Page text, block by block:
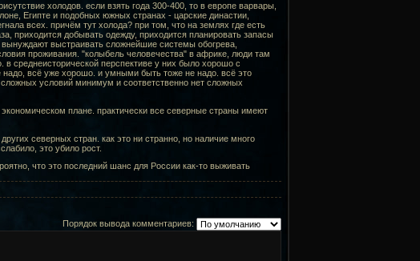
холодов. если взять года 300-400, то в европе варвары,
Египте и подобных южных странах - царские династии,
всех. причём тут холода? при том, что на землях где есть
приходится добывать одежду, приходится планировать запасы
выстраивать сложнейшие системы обогрева,
проживания. "колыбель человечества" в африке, люди там
среднеисторической перспективе у них было хорошо с
всё уже хорошо. и умными быть тоже не надо. всё это
условий минимум и соответственно нет сложных
плане. практически все северные страны имеют
северных стран. как это ни странно, но наличие много
это убило рост.
что это последний шанс для России как-то выживать
Порядок вывода комментариев: